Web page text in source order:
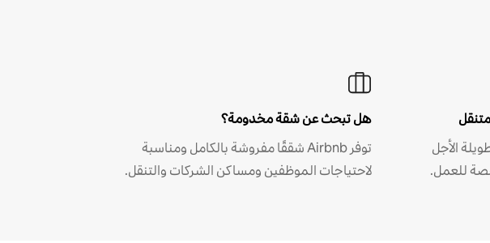
الأجل
للعمل.
هل تبحث عن شقة مخدومة؟
توفر Airbnb شققًا مفروشة بالكامل ومناسبة
لاحتياجات الموظفين ومساكن الشركات والتنقل.